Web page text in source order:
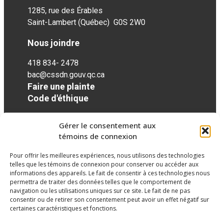
Gérer le consentement aux
témoins de connexion
Pour offrir les meilleures expériences, nous utilisons des technologies
telles que les témoins de connexion pour conserver ou accéder aux
informations des appareils. Le fait de consentir à ces technologies nous
permettra de traiter des données telles que le comportement de
navigation ou les utilisations uniques sur ce site. Le fait de ne pas
consentir ou de retirer son consentement peut avoir un effet négatif sur
certaines caractéristiques et fonctions.
1285, rue des Érables
Saint-Lambert (Québec) G0S 2W0
Nous joindre
418 834- 2478
bac@cssdn.gouv.qc.ca
Faire une plainte
Code d'éthique
Réseaux sociaux
facebook